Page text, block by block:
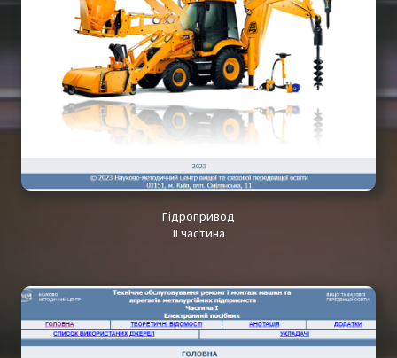
Гідропривод
ІІ частина